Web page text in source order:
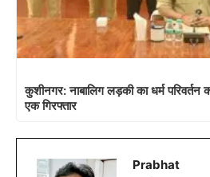
कुशीनगर: नाबालिग लड़की का धर्म
एक गिरफ्तार
Prabhat